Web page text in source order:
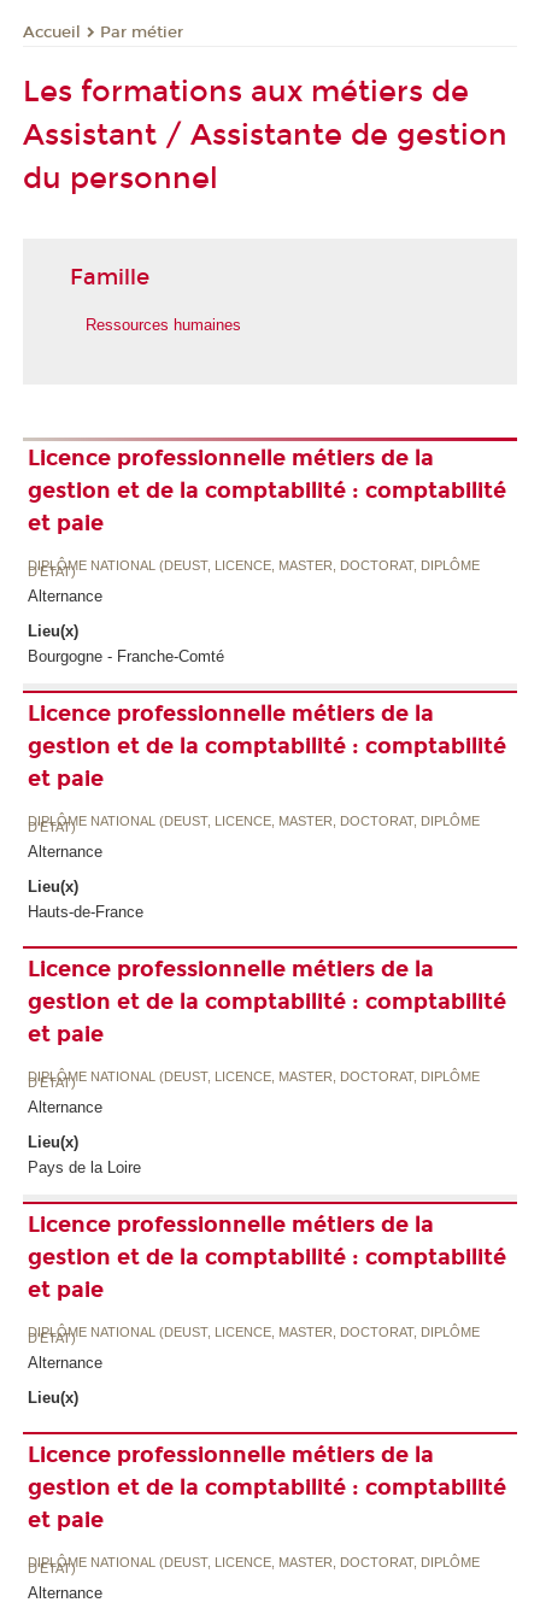
Accueil Par métier
Les formations aux métiers de
Assistant / Assistante de gestion
du personnel
Famille
Ressources humaines
Licence professionnelle métiers de la
gestion et de la comptabilité : comptabilité
et paie
DIPLÔME NATIONAL (DEUST, LICENCE, MASTER, DOCTORAT, DIPLÔME
D'ETAT)
Alternance
Lieu(x)
Bourgogne - Franche-Comté
Licence professionnelle métiers de la
gestion et de la comptabilité : comptabilité
et paie
DIPLÔME NATIONAL (DEUST, LICENCE, MASTER, DOCTORAT, DIPLÔME
D'ETAT)
Alternance
Lieu(x)
Hauts-de-France
Licence professionnelle métiers de la
gestion et de la comptabilité : comptabilité
et paie
DIPLÔME NATIONAL (DEUST, LICENCE, MASTER, DOCTORAT, DIPLÔME
D'ETAT)
Alternance
Lieu(x)
Pays de la Loire
Licence professionnelle métiers de la
gestion et de la comptabilité : comptabilité
et paie
DIPLÔME NATIONAL (DEUST, LICENCE, MASTER, DOCTORAT, DIPLÔME
D'ETAT)
Alternance
Lieu(x)
Licence professionnelle métiers de la
gestion et de la comptabilité : comptabilité
et paie
DIPLÔME NATIONAL (DEUST, LICENCE, MASTER, DOCTORAT, DIPLÔME
D'ETAT)
Alternance